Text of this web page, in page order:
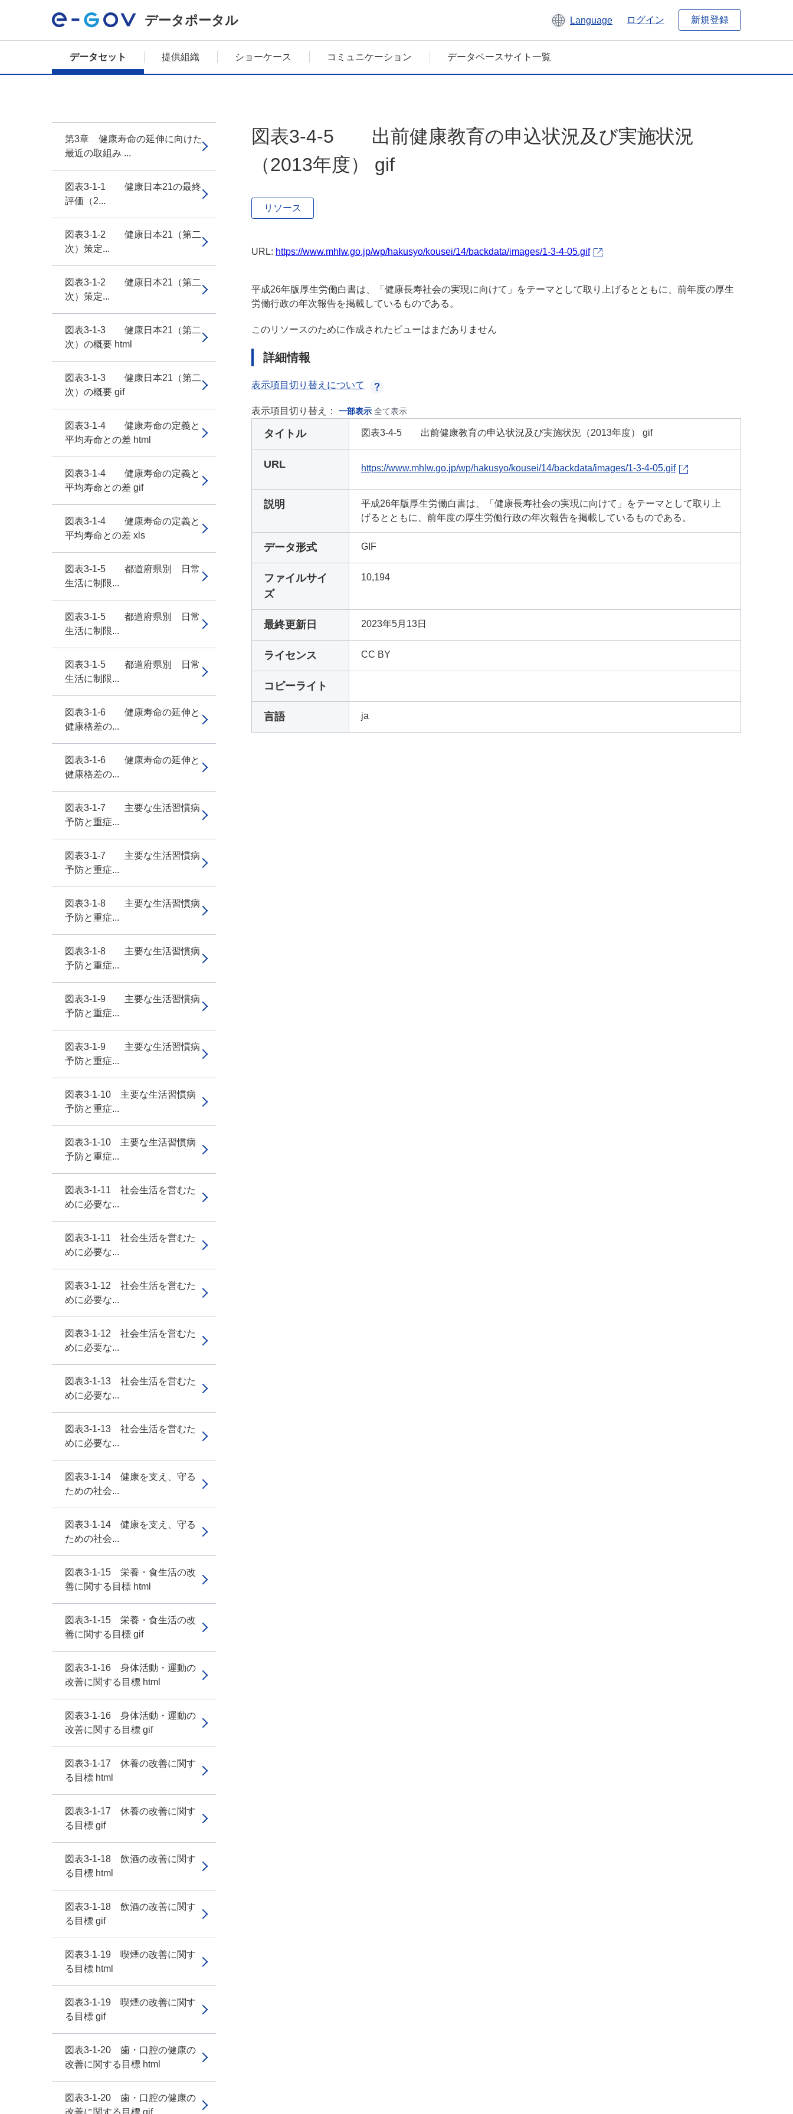
データポータル Language ログイン 新規登録
データセット 提供組織 ショーケース コミュニケーション データベースサイト一覧
第3章 健康寿命の延伸に向けた
最近の取組み ...
図表3-1-1 健康日本21の最終
評価（2...
図表3-1-2 健康日本21（第二
次）策定...
図表3-1-2 健康日本21（第二
次）策定...
図表3-1-3 健康日本21（第二
次）の概要 html
図表3-1-3 健康日本21（第二
次）の概要 gif
図表3-1-4 健康寿命の定義と
平均寿命との差 html
図表3-1-4 健康寿命の定義と
平均寿命との差 gif
図表3-1-4 健康寿命の定義と
平均寿命との差 xls
図表3-1-5 都道府県別 日常
生活に制限...
図表3-1-5 都道府県別 日常
生活に制限...
図表3-1-5 都道府県別 日常
生活に制限...
図表3-1-6 健康寿命の延伸と
健康格差の...
図表3-1-6 健康寿命の延伸と
健康格差の...
図表3-1-7 主要な生活習慣病
予防と重症...
図表3-1-7 主要な生活習慣病
予防と重症...
図表3-1-8 主要な生活習慣病
予防と重症...
図表3-1-8 主要な生活習慣病
予防と重症...
図表3-1-9 主要な生活習慣病
予防と重症...
図表3-1-9 主要な生活習慣病
予防と重症...
図表3-1-10 主要な生活習慣病
予防と重症...
図表3-1-10 主要な生活習慣病
予防と重症...
図表3-1-11 社会生活を営むた
めに必要な...
図表3-1-11 社会生活を営むた
めに必要な...
図表3-1-12 社会生活を営むた
めに必要な...
図表3-1-12 社会生活を営むた
めに必要な...
図表3-1-13 社会生活を営むた
めに必要な...
図表3-1-13 社会生活を営むた
めに必要な...
図表3-1-14 健康を支え、守る
ための社会...
図表3-1-14 健康を支え、守る
ための社会...
図表3-1-15 栄養・食生活の改
善に関する目標 html
図表3-1-15 栄養・食生活の改
善に関する目標 gif
図表3-1-16 身体活動・運動の
改善に関する目標 html
図表3-1-16 身体活動・運動の
改善に関する目標 gif
図表3-1-17 休養の改善に関す
る目標 html
図表3-1-17 休養の改善に関す
る目標 gif
図表3-1-18 飲酒の改善に関す
る目標 html
図表3-1-18 飲酒の改善に関す
る目標 gif
図表3-1-19 喫煙の改善に関す
る目標 html
図表3-1-19 喫煙の改善に関す
る目標 gif
図表3-1-20 歯・口腔の健康の
改善に関する目標 html
図表3-1-20 歯・口腔の健康の
改善に関する目標 gif
図表3-4-5 出前健康教育の申込状況及び実施状況
（2013年度） gif
リソース
URL: https://www.mhlw.go.jp/wp/hakusyo/kousei/14/backdata/images/1-3-4-05.gif
平成26年版厚生労働白書は、「健康長寿社会の実現に向けて」をテーマとして取り上げるとともに、前年度の厚生
労働行政の年次報告を掲載しているものである。
このリソースのために作成されたビューはまだありません
詳細情報
表示項目切り替えについて
表示項目切り替え： 一部表示 全て表示
タイトル 図表3-4-5 出前健康教育の申込状況及び実施状況（2013年度） gif
URL https://www.mhlw.go.jp/wp/hakusyo/kousei/14/backdata/images/1-3-4-05.gif
説明
平成26年版厚生労働白書は、「健康長寿社会の実現に向けて」をテーマとして取り上
げるとともに、前年度の厚生労働行政の年次報告を掲載しているものである。
データ形式 GIF
ファイルサイ
ズ
10,194
最終更新日 2023年5月13日
ライセンス CC BY
コピーライト
言語 ja